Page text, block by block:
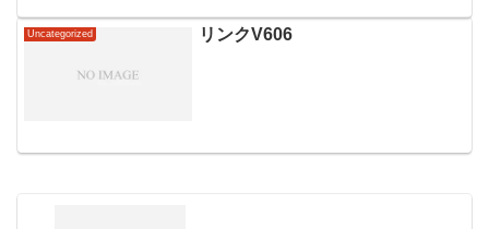
Uncategorized リンクV606